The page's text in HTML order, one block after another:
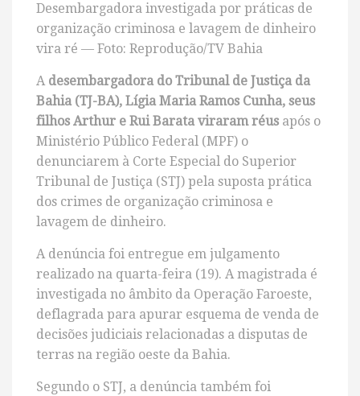
Desembargadora investigada por práticas de
organização criminosa e lavagem de dinheiro
vira ré — Foto: Reprodução/TV Bahia
A desembargadora do Tribunal de Justiça da
Bahia (TJ-BA), Lígia Maria Ramos Cunha, seus
filhos Arthur e Rui Barata viraram réus após o
Ministério Público Federal (MPF) o
denunciarem à Corte Especial do Superior
Tribunal de Justiça (STJ) pela suposta prática
dos crimes de organização criminosa e
lavagem de dinheiro.
A denúncia foi entregue em julgamento
realizado na quarta-feira (19). A magistrada é
investigada no âmbito da Operação Faroeste,
deflagrada para apurar esquema de venda de
decisões judiciais relacionadas a disputas de
terras na região oeste da Bahia.
Segundo o STJ, a denúncia também foi